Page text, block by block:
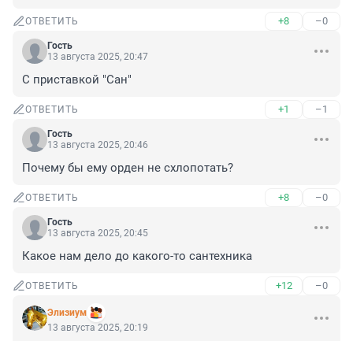
ОТВЕТИТЬ +8 –0
Гость
13 августа 2025, 20:47
С приставкой "Сан"
ОТВЕТИТЬ +1 –1
Гость
13 августа 2025, 20:46
Почему бы ему орден не схлопотать?
ОТВЕТИТЬ +8 –0
Гость
13 августа 2025, 20:45
Какое нам дело до какого-то сантехника
ОТВЕТИТЬ +12 –0
Элизиум
13 августа 2025, 20:19